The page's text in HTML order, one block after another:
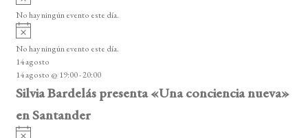
o
v
i
o
No hay ningún evento este día.
A
v
i
s
o
No hay ningún evento este día.
14 agosto
14 agosto @ 19:00-20:00
Silvia Bardelás presenta «Una conciencia nueva»
en Santander
A